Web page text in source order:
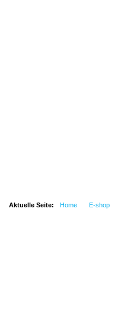
Aktuelle Seite: Home E-shop